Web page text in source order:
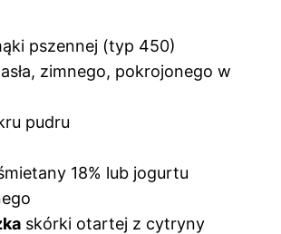
pszennej (typ 450)
zimnego, pokrojonego w
pudru
18% lub jogurtu
skórki otartej z cytryny